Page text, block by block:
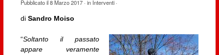
Pubblicato il8 Marzo 2017· in Interventi·
di Sandro Moiso
“Soltanto il passato
appare veramente